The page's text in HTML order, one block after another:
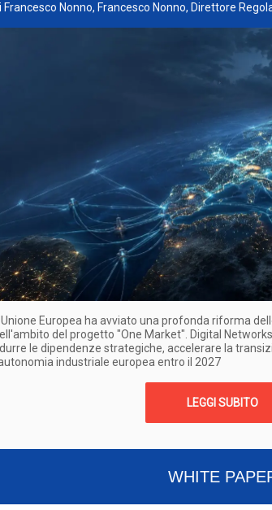
Francesco Nonno, Francesco Nonno, Direttore
Europea ha avviato una profonda riforma
del progetto "One Market". Digital
le dipendenze strategiche, accelerare la
industriale europea entro il 2027
LEGGI SUBITO
WHITE